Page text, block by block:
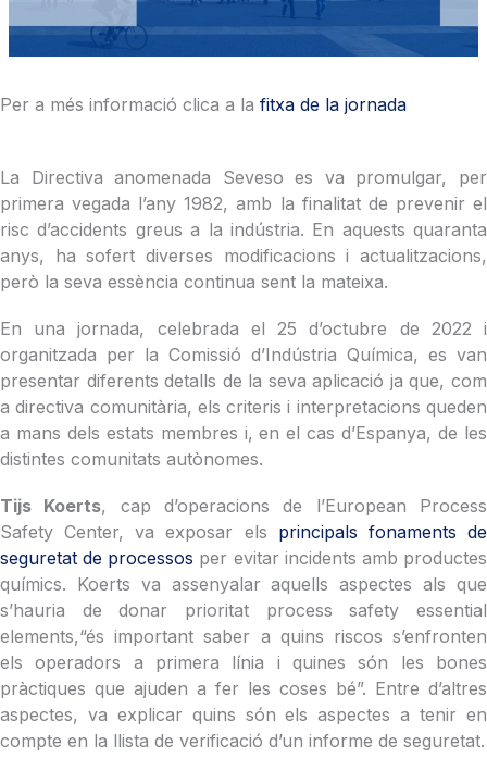
Per a més informació clica a la fitxa de la jornada
La Directiva anomenada Seveso es va promulgar, per
primera vegada l’any 1982, amb la finalitat de prevenir el
risc d’accidents greus a la indústria. En aquests quaranta
anys, ha sofert diverses modificacions i actualitzacions,
però la seva essència continua sent la mateixa.
En una jornada, celebrada el 25 d’octubre de 2022 i
organitzada per la Comissió d’Indústria Química, es van
presentar diferents detalls de la seva aplicació ja que, com
a directiva comunitària, els criteris i interpretacions queden
a mans dels estats membres i, en el cas d’Espanya, de les
distintes comunitats autònomes.
Tijs Koerts, cap d’operacions de l’European Process
Safety Center, va exposar els principals fonaments de
seguretat de processos per evitar incidents amb productes
químics. Koerts va assenyalar aquells aspectes als que
s’hauria de donar prioritat process safety essential
elements,“és important saber a quins riscos s’enfronten
els operadors a primera línia i quines són les bones
pràctiques que ajuden a fer les coses bé”. Entre d’altres
aspectes, va explicar quins són els aspectes a tenir en
compte en la llista de verificació d’un informe de seguretat.